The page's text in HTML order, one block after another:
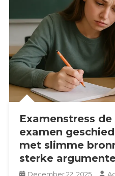
Examenstress
examen
met slimme
sterke
December 22, 2025